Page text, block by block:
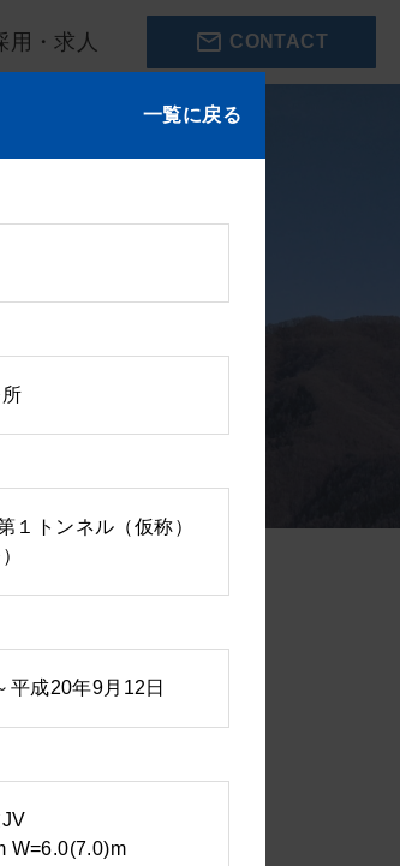
用・求人 mail_outline CONTACT
道路工事
一覧に戻る
トンネル（仮称）
平成20年9月12日
W=6.0(7.0)m